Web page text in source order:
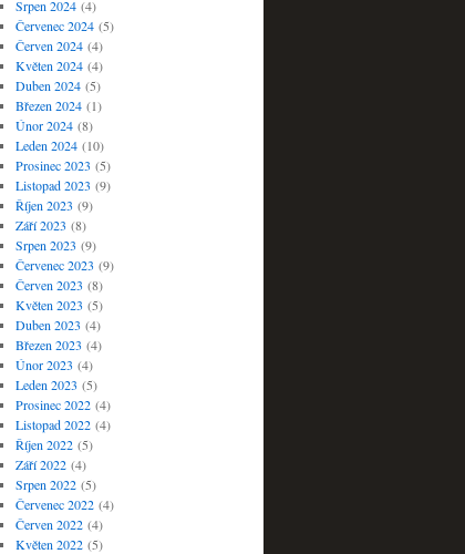
Srpen 2024(4)
Červenec 2024(5)
Červen 2024(4)
Květen 2024(4)
Duben 2024(5)
Březen 2024(1)
Únor 2024(8)
Leden 2024(10)
Prosinec 2023 (5)
Listopad 2023 (9)
Říjen 2023 (9)
Září 2023 (8)
Srpen 2023 (9)
Červenec 2023 (9)
Červen 2023 (8)
Květen 2023 (5)
Duben 2023 (4)
Březen 2023 (4)
Únor 2023 (4)
Leden 2023 (5)
Prosinec 2022(4)
Listopad 2022(4)
Říjen 2022(5)
Září 2022(4)
Srpen 2022(5)
Červenec 2022(4)
Červen 2022(4)
Květen 2022(5)